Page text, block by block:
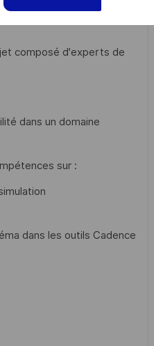
composé d'experts de
dans un domaine
sur :
dans les outils Cadence